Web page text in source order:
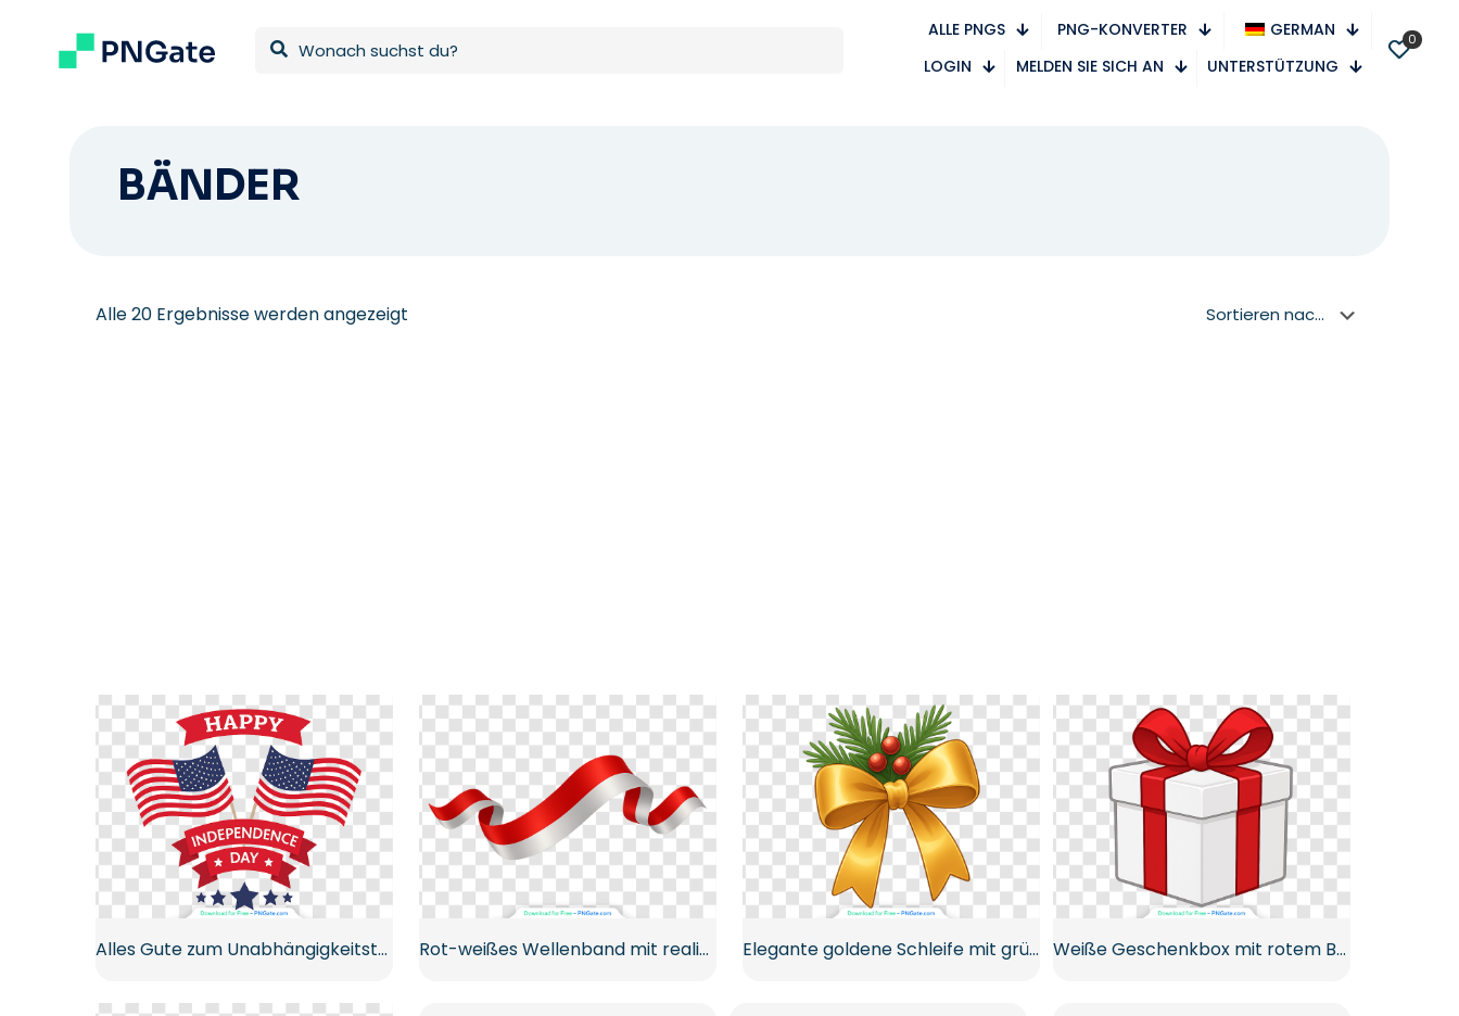
ALLE PNGS PNG-KONVERTER
GERMAN
LOGIN
MELDEN SIE SICH AN UNTERSTÜTZUNG
0
BÄNDER
Alle 20 Ergebnisse werden angezeigtNach
Alles Gute zum Unabhängigkeitstag, zwei amerikanische Flaggen und Bänder, kostenloses PNG Rot-weißes Wellenband mit realistischem Glanz Kostenloses PNG Elegante goldene Schleife mit grünen Tannennadeln und Kugeln Kostenloses PNG Weiße Geschenkbox mit rotem Band und Schleife Kostenloses PNG